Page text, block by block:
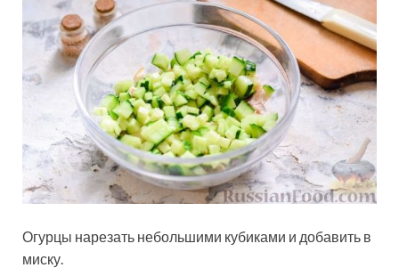
Огурцы нарезать небольшими кубиками и добавить в
миску.